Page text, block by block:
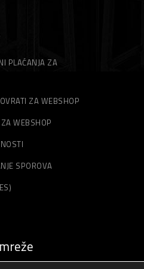
PLAĆANJA ZA
ZA WEBSHOP
WEBSHOP
SPOROVA